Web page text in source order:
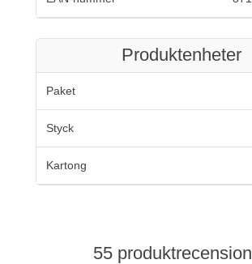
Produktenheter
Paket
Styck
Kartong
55